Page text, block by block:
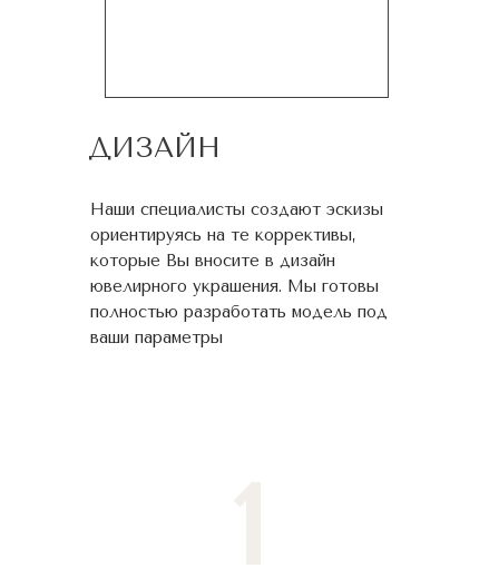
ДИЗАЙН
Наши специалисты создают эскизы
ориентируясь на те коррективы,
которые Вы вносите в дизайн
ювелирного украшения. Мы готовы
полностью разработать модель под
ваши параметры